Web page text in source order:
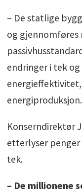
– De statlige
og gjennomføres
endringer i tek
energiproduksjon.
Konserndirektør
etterlyser
tek.
– De millionene